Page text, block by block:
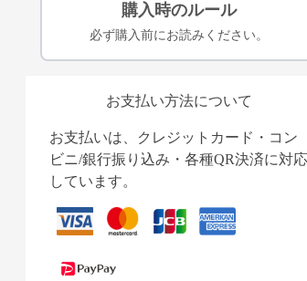
購入時のルール
必ず購入前にお読みください。
お支払い方法について
お支払いは、クレジットカード・コン
ビニ/銀行振り込み・各種QR決済に対応
しています。